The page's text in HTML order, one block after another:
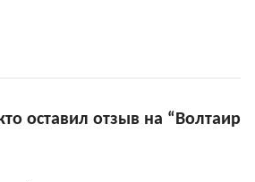
оставил отзыв на “Волтаир